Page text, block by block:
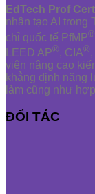
EdTech Prof
nhân tạo AI trong
chỉ quốc tế PfMP®
LEED AP®, CIA®
viên nâng cao
khẳng định năng
làm cũng như
ĐỐI TÁC